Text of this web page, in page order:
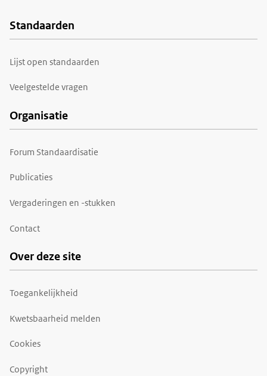
Voet
Standaarden
Lijst open standaarden
Veelgestelde vragen
Organisatie
Forum Standaardisatie
Publicaties
Vergaderingen en -stukken
Contact
Over deze site
Toegankelijkheid
Kwetsbaarheid melden
Cookies
Copyright